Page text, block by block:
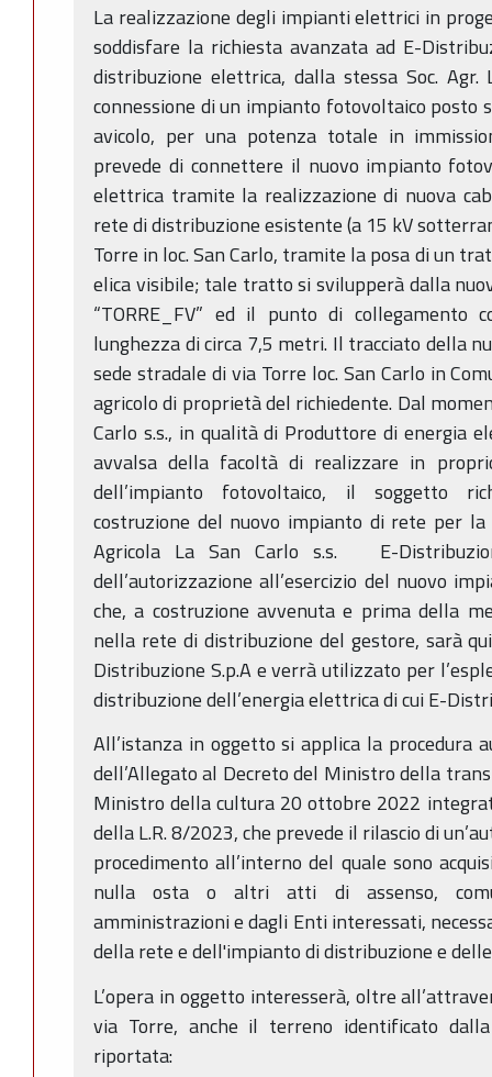
La realizzazione degli impianti elettrici in
soddisfare la richiesta avanzata ad E-
distribuzione elettrica, dalla stessa Soc.
connessione di un impianto fotovoltaico posto
avicolo, per una potenza totale in
prevede di connettere il nuovo impianto
elettrica tramite la realizzazione di nuova
rete di distribuzione esistente (a 15 kV
Torre in loc. San Carlo, tramite la posa di un
elica visibile; tale tratto si svilupperà dalla
“TORRE_FV” ed il punto di collegamento
lunghezza di circa 7,5 metri. Il tracciato della
sede stradale di via Torre loc. San Carlo in
agricolo di proprietà del richiedente. Dal
Carlo s.s., in qualità di Produttore di energia
avvalsa della facoltà di realizzare in
dell’impianto fotovoltaico, il soggetto
costruzione del nuovo impianto di rete per la
Agricola La San Carlo s.s. E-
dell’autorizzazione all’esercizio del nuovo
che, a costruzione avvenuta e prima della
nella rete di distribuzione del gestore, sarà
Distribuzione S.p.A e verrà utilizzato per
distribuzione dell’energia elettrica di cui E-
All’istanza in oggetto si applica la procedura
dell’Allegato al Decreto del Ministro della
Ministro della cultura 20 ottobre 2022
della L.R. 8/2023, che prevede il rilascio di
procedimento all’interno del quale sono
nulla osta o altri atti di assenso,
amministrazioni e dagli Enti interessati,
della rete e dell'impianto di distribuzione e
L’opera in oggetto interesserà, oltre
via Torre, anche il terreno identificato
riportata: